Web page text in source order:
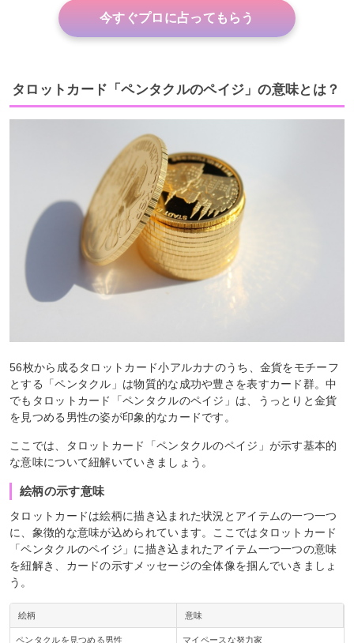
今すぐプロに占ってもらう
タロットカード「ペンタクルのペイジ」の意味とは？
56枚から成るタロットカード小アルカナのうち、金貨をモチーフ
とする「ペンタクル」は物質的な成功や豊さを表すカード群。中
でもタロットカード「ペンタクルのペイジ」は、うっとりと金貨
を見つめる男性の姿が印象的なカードです。
ここでは、タロットカード「ペンタクルのペイジ」が示す基本的
な意味について紐解いていきましょう。
絵柄の示す意味
タロットカードは絵柄に描き込まれた状況とアイテムの一つ一つ
に、象徴的な意味が込められています。ここではタロットカード
「ペンタクルのペイジ」に描き込まれたアイテム一つ一つの意味
を紐解き、カードの示すメッセージの全体像を掴んでいきましょ
う。
絵柄 意味
ペンタクルを見つめる男性 マイペースな努力家